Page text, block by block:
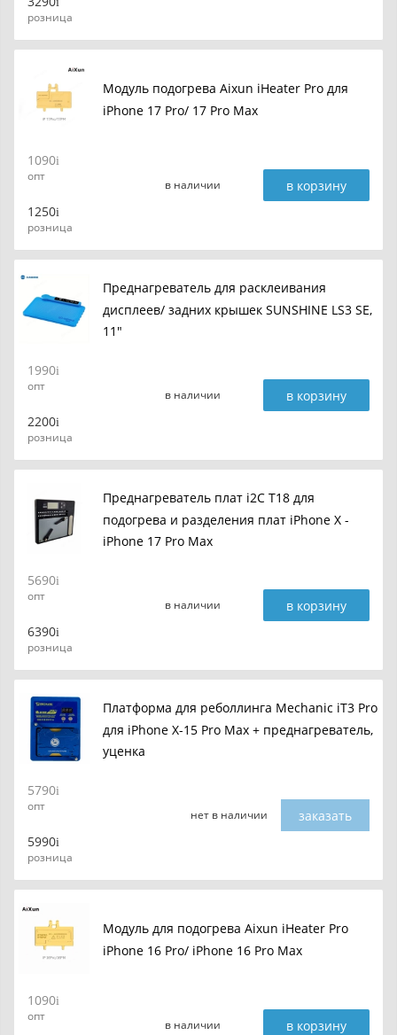
розница
Модуль подогрева Aixun iHeater Pro для
iPhone 17 Pro/ 17 Pro Max
1090
опт
1250
розница
в наличии в корзину
Преднагреватель для расклеивания
дисплеев/ задних крышек SUNSHINE LS3 SE,
11"
1990
опт
2200
розница
в наличии в корзину
Преднагреватель плат i2C T18 для
подогрева и разделения плат iPhone X -
iPhone 17 Pro Max
5690
опт
6390
розница
в наличии в корзину
Платформа для реболлинга Mechanic iT3 Pro
для iPhone X-15 Pro Max + преднагреватель,
уценка
5790
опт
5990
розница
нет в наличии заказать
Модуль для подогрева Aixun iHeater Pro
iPhone 16 Pro/ iPhone 16 Pro Max
1090
опт
в наличии в корзину